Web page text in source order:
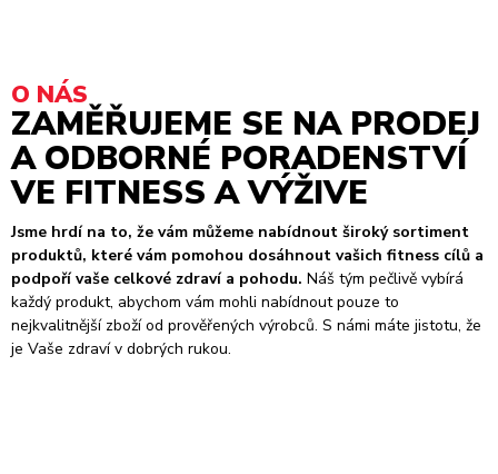
O NÁS
ZAMĚŘUJEME SE NA PRODEJ
A ODBORNÉ PORADENSTVÍ
VE FITNESS A VÝŽIVE
Jsme hrdí na to, že vám můžeme nabídnout široký sortiment
produktů, které vám pomohou dosáhnout vašich fitness cílů a
podpoří vaše celkové zdraví a pohodu. Náš tým pečlivě vybírá
každý produkt, abychom vám mohli nabídnout pouze to
nejkvalitnější zboží od prověřených výrobců. S námi máte jistotu, že
je Vaše zdraví v dobrých rukou.